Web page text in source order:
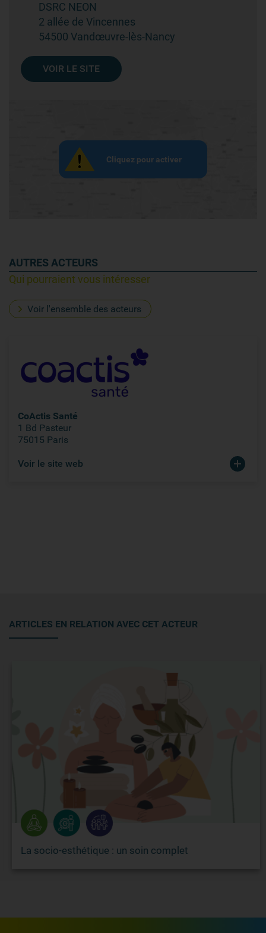
DSRC NEON
2 allée de Vincennes
54500 Vandœuvre-lès-Nancy
VOIR LE SITE
Cliquez pour activer
AUTRES ACTEURS
Qui pourraient vous intéresser
Voir l'ensemble des acteurs
CoActis Santé
1 Bd Pasteur
75015 Paris
Voir le site web
ARTICLES EN RELATION AVEC CET ACTEUR
La socio-esthétique : un soin complet